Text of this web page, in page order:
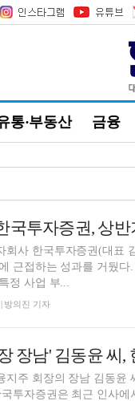
통·부동산 금융
회사 한국투자증권(대표
근접하는 성과를 거뒀
정 사업 부...
방의진 기자
장남' 김동윤 씨,
지주 회장의 장남 김동윤
씨를 기획담당 상무로 승진 발령했다.김